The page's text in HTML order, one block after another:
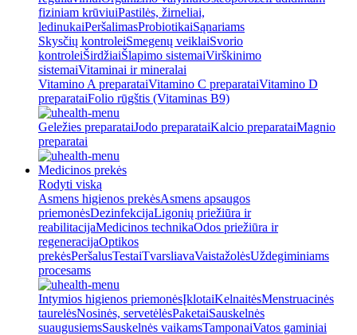
fiziniam krūviuiPastilės, žirneliai,
ledinukaiPeršalimasProbiotikaiSąnariams
Skysčių kontroleiSmegenų veiklaiSvorio
kontroleiŠirdžiaiŠlapimo sistemaiVirškinimo
sistemaiVitaminai ir mineralai
Vitamino A preparataiVitamino C preparataiVitamino D
preparataiFolio rūgštis (Vitaminas B9)
Geležies preparataiJodo preparataiKalcio preparataiMagnio
preparatai
Medicinos prekės
Rodyti viską
Asmens higienos prekėsAsmens apsaugos
priemonėsDezinfekcijaLigonių priežiūra ir
reabilitacijaMedicinos technikaOdos priežiūra ir
regeneracijaOptikos
prekėsPeršalusTestaiTvarsliavaVaistažolėsUždegiminiams
procesams
Intymios higienos priemonėsĮklotaiKelnaitėsMenstruacinės
taurelėsNosinės, servetėlėsPaketaiSauskelnės
suaugusiemsSauskelnės vaikamsTamponaiVatos gaminiai